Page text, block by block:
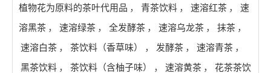
植物花为原料的茶叶代用品 ， 青茶饮料 ， 速溶红茶 ，
速
溶黑茶 ， 速溶绿茶 ， 全发酵茶 ， 速溶乌龙茶 ， 抹茶 ，
速溶白茶 ， 茶饮料（香草味） ， 发酵茶 ， 速溶青茶 ，
黑茶饮料 ， 茶饮料（含柚子味） ， 速溶黄茶 ，
花茶茶饮